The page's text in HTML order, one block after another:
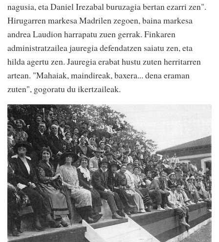
nagusia, eta Daniel Irezabal buruzagia bertan ezarri zen".
Hirugarren markesa Madrilen zegoen, baina markesa
andrea Laudion harrapatu zuen gerrak. Finkaren
administratzailea jauregia defendatzen saiatu zen, eta
hilda agertu zen. Jauregia erabat hustu zuten herritarren
artean. "Mahaiak, maindireak, baxera... dena eraman
zuten", gogoratu du ikertzaileak.